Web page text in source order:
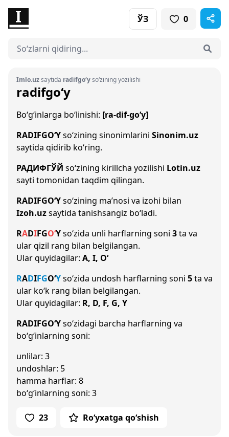
ЎЗ 0
Imlo.uzsaytida radifgo‘yso‘zining yozilishi
radifgo‘y
Bo‘g‘inlarga bo‘linishi: [ra-dif-go‘y]
RADIFGO‘Yso‘zining sinonimlarini Sinonim.uz
saytida qidirib ko‘ring.
РАДИФГЎЙ so‘zining kirillcha yozilishi Lotin.uz
sayti tomonidan taqdim qilingan.
RADIFGO‘Yso‘zining ma’nosi va izohi bilan
Izoh.uzsaytida tanishsangiz bo‘ladi.
RADIFGO‘Yso‘zida unli harflarning soni 3ta va
ular qizil rang bilan belgilangan.
Ular quyidagilar: A, I, O‘
RADIFGO‘Yso‘zida undosh harflarning soni 5ta va
ular ko‘k rang bilan belgilangan.
Ular quyidagilar: R, D, F, G, Y
RADIFGO‘Yso‘zidagi barcha harflarning va
bo‘g‘inlarning soni:
unlilar: 3
undoshlar: 5
hamma harflar: 8
bo‘g‘inlarning soni: 3
23 Ro‘yxatga qo‘shish